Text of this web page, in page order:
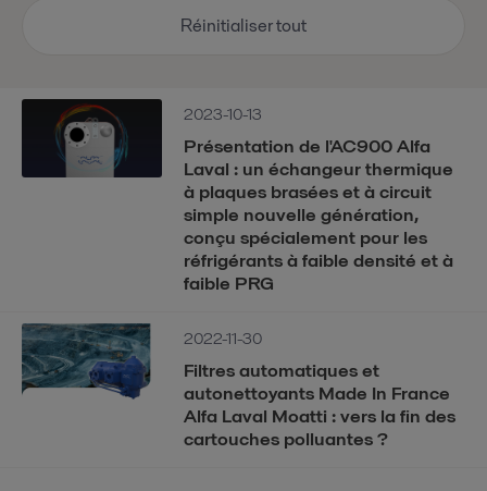
2023-10-13
Présentation de l'AC900 Alfa
Laval : un échangeur thermique
à plaques brasées et à circuit
simple nouvelle génération,
conçu spécialement pour les
réfrigérants à faible densité et à
faible PRG
2022-11-30
Filtres automatiques et
autonettoyants Made In France
Alfa Laval Moatti : vers la fin des
cartouches polluantes ?
Réinitialiser tout